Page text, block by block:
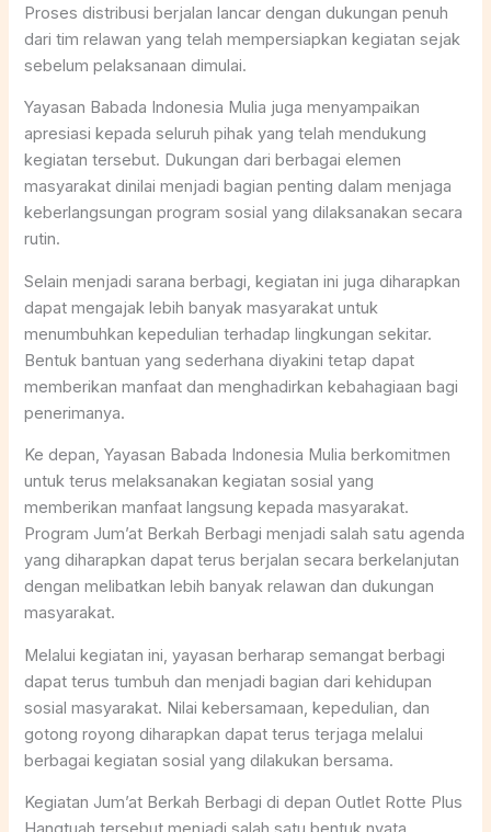
Proses distribusi berjalan lancar dengan dukungan penuh
dari tim relawan yang telah mempersiapkan kegiatan sejak
sebelum pelaksanaan dimulai.
Yayasan Babada Indonesia Mulia juga menyampaikan
apresiasi kepada seluruh pihak yang telah mendukung
kegiatan tersebut. Dukungan dari berbagai elemen
masyarakat dinilai menjadi bagian penting dalam menjaga
keberlangsungan program sosial yang dilaksanakan secara
rutin.
Selain menjadi sarana berbagi, kegiatan ini juga diharapkan
dapat mengajak lebih banyak masyarakat untuk
menumbuhkan kepedulian terhadap lingkungan sekitar.
Bentuk bantuan yang sederhana diyakini tetap dapat
memberikan manfaat dan menghadirkan kebahagiaan bagi
penerimanya.
Ke depan, Yayasan Babada Indonesia Mulia berkomitmen
untuk terus melaksanakan kegiatan sosial yang
memberikan manfaat langsung kepada masyarakat.
Program Jum’at Berkah Berbagi menjadi salah satu agenda
yang diharapkan dapat terus berjalan secara berkelanjutan
dengan melibatkan lebih banyak relawan dan dukungan
masyarakat.
Melalui kegiatan ini, yayasan berharap semangat berbagi
dapat terus tumbuh dan menjadi bagian dari kehidupan
sosial masyarakat. Nilai kebersamaan, kepedulian, dan
gotong royong diharapkan dapat terus terjaga melalui
berbagai kegiatan sosial yang dilakukan bersama.
Kegiatan Jum’at Berkah Berbagi di depan Outlet Rotte Plus